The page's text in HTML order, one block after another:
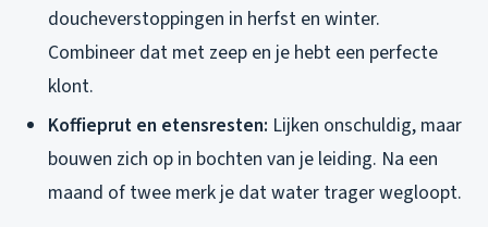
doucheverstoppingen in herfst en winter.
Combineer dat met zeep en je hebt een perfecte
klont.
Koffieprut en etensresten: Lijken onschuldig, maar
bouwen zich op in bochten van je leiding. Na een
maand of twee merk je dat water trager wegloopt.